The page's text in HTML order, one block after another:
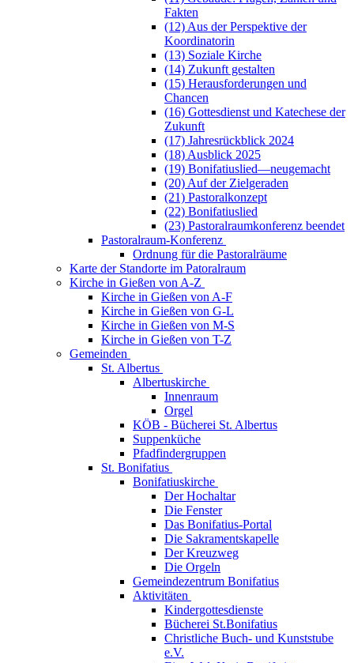
Fakten
(12) Aus der Perspektive der
Koordinatorin
(13) Soziale Kirche
(14) Zukunft gestalten
(15) Herausforderungen und
Chancen
(16) Gottesdienst und Katechese der
Zukunft
(17) Jahresrückblick 2024
(18) Ausblick 2025
(19) Bonifatiuslied—neugemacht
(20) Auf der Zielgeraden
(21) Pastoralkonzept
(22) Bonifatiuslied
(23) Pastoralraumkonferenz beendet
Pastoralraum-Konferenz
Ordnung für die Pastoralräume
Karte der Standorte im Patoralraum
Kirche in Gießen von A-Z
Kirche in Gießen von A-F
Kirche in Gießen von G-L
Kirche in Gießen von M-S
Kirche in Gießen von T-Z
Gemeinden
St. Albertus
Albertuskirche
Innenraum
Orgel
KÖB - Bücherei St. Albertus
Suppenküche
Pfadfindergruppen
St. Bonifatius
Bonifatiuskirche
Der Hochaltar
Die Fenster
Das Bonifatius-Portal
Die Sakramentskapelle
Der Kreuzweg
Die Orgeln
Gemeindezentrum Bonifatius
Aktivitäten
Kindergottesdienste
Bücherei St.Bonifatius
Christliche Buch- und Kunststube
e.V.